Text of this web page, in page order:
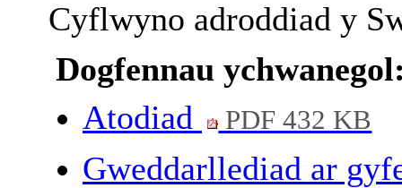
Cyflwyno adroddiad y
Dogfennau
Atodiad
PDF 432 KB
Gweddarllediad ar